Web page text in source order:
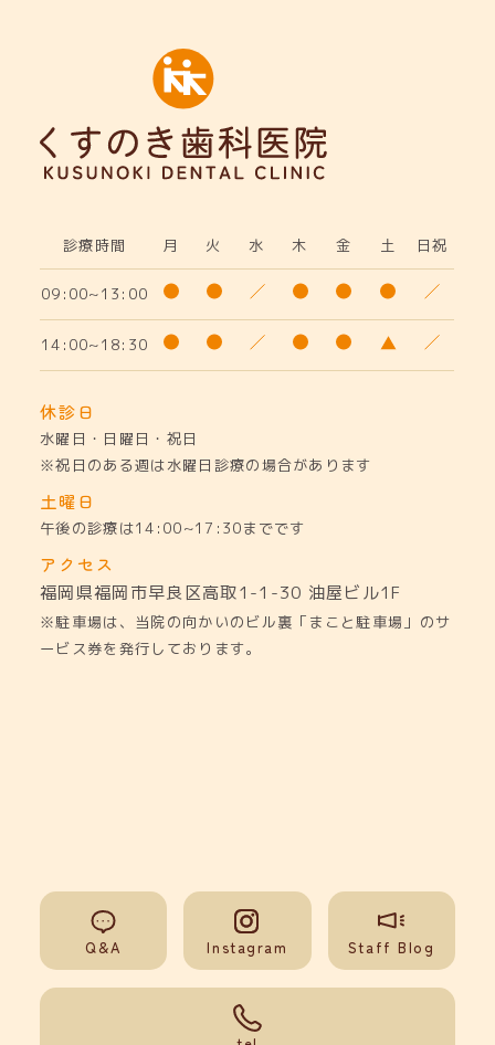
診療時間 月 火 水 木 金 土 日祝
09:00~13:00
14:00~18:30
休診日
水曜日・日曜日・祝日
※祝日のある週は水曜日診療の場合があります
土曜日
午後の診療は14:00~17:30までです
アクセス
福岡県福岡市早良区高取1-1-30 油屋ビル1F
※駐車場は、当院の向かいのビル裏「まこと駐車場」のサ
ービス券を発行しております。
Q&A Instagram Staff Blog